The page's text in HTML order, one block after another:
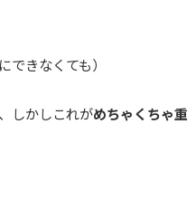
できなくても）
しかしこれがめちゃくちゃ重